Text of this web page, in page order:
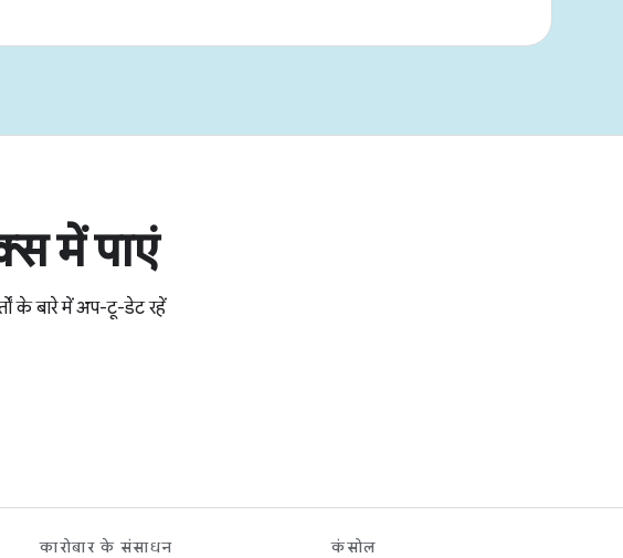
में पाएं
के बारे में अप-टू-डेट रहें
कारोबार के संसाधन
कंसोल